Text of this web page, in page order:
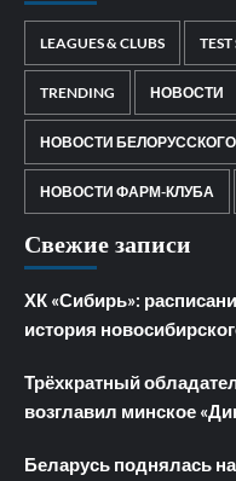
LEAGUES & CLUBS TEST
TRENDING НОВОСТИ
НОВОСТИ БЕЛОРУССКОГО
НОВОСТИ ФАРМ-КЛУБА
Свежие записи
ХК «Сибирь»:
история
Трёхкратный
возглавил минское
Беларусь поднялась